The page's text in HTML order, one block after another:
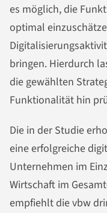
es möglich, die
optimal
bringen. Hierdurch
die gewählten
Funktionalität hin
Die in der Studie
eine erfolgreiche
Unternehmen im
Wirtschaft im
empfiehlt die vbw